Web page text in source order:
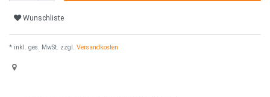
Wunschliste
* inkl. ges. MwSt. zzgl. Versandkosten